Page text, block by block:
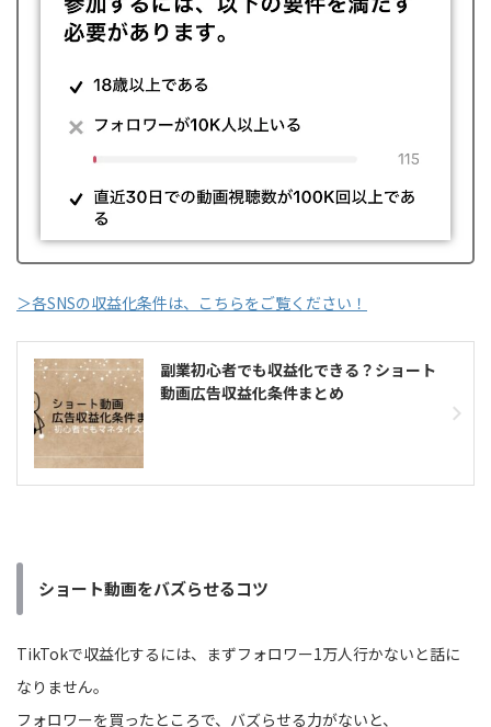
＞各SNSの収益化条件は、こちらをご覧ください！
副業初心者でも収益化できる？ショート
動画広告収益化条件まとめ
ショート動画をバズらせるコツ
TikTokで収益化するには、まずフォロワー1万人行かないと話に
なりません。
フォロワーを買ったところで、バズらせる力がないと、